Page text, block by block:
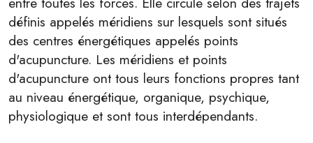
définis appelés méridiens sur lesquels sont situés
des centres énergétiques appelés points
d'acupuncture. Les méridiens et points
d'acupuncture ont tous leurs fonctions propres tant
au niveau énergétique, organique, psychique,
physiologique et sont tous interdépendants.